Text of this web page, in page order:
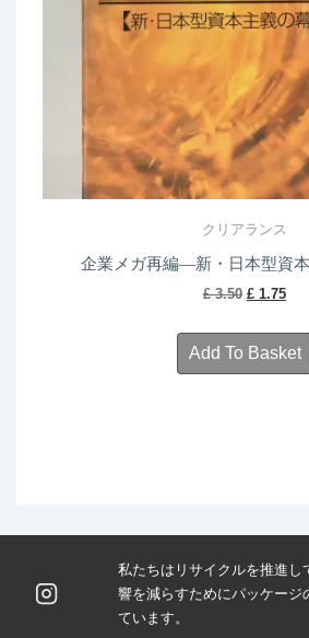
クリアランス
企業メガ再編―新・日本型資
£3.50 Original
was:
£ 3.50.
£ 1.75
is:
£
Add To Basket
私たちはリサイクルを推進し
響を減らすためにパッケー
ています。